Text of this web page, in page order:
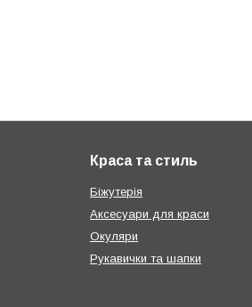
Краса та стиль
Біжутерія
Аксесуари для краси
Окуляри
Рукавички та шапки